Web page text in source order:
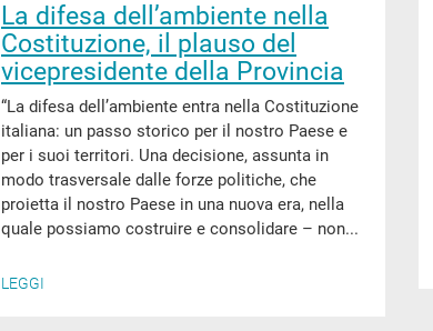
La difesa dell’ambiente nella
Costituzione, il plauso del
vicepresidente della Provincia
“La difesa dell’ambiente entra nella Costituzione
italiana: un passo storico per il nostro Paese e
per i suoi territori. Una decisione, assunta in
modo trasversale dalle forze politiche, che
proietta il nostro Paese in una nuova era, nella
quale possiamo costruire e consolidare – non...
LEGGI